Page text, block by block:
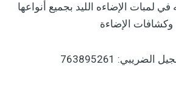
الإضاءه الليد بجميع أنواعها
وكشافات الإضاءة
763895261